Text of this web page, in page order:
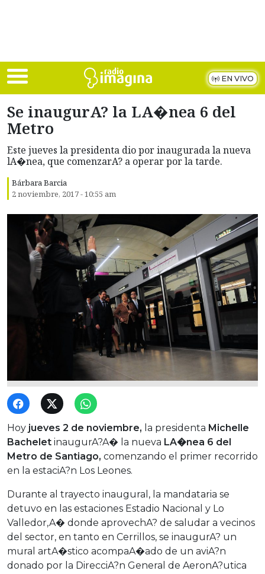
EN VIVO
Se inaugurA? la LA�nea 6 del
Metro
Este jueves la presidenta dio por inaugurada la nueva
lA�nea, que comenzarA? a operar por la tarde.
Bárbara Barcia
2 noviembre, 2017 - 10:55 am
Hoy jueves 2 de noviembre, la presidenta Michelle
Bachelet inaugurA?A� la nueva LA�nea 6 del
Metro de Santiago, comenzando el primer recorrido
en la estaciA?n Los Leones.
Durante al trayecto inaugural, la mandataria se
detuvo en las estaciones Estadio Nacional y Lo
Valledor,A� donde aprovechA? de saludar a vecinos
del sector, en tanto en Cerrillos, se inaugurA? un
mural artA�stico acompaA�ado de un aviA?n
donado por la DirecciA?n General de AeronA?utica